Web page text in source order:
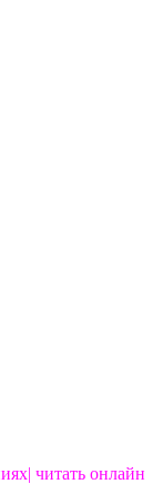
читать онлайн